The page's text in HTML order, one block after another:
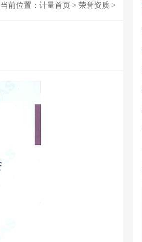
前位置： 计量首页 > 荣誉资质 >